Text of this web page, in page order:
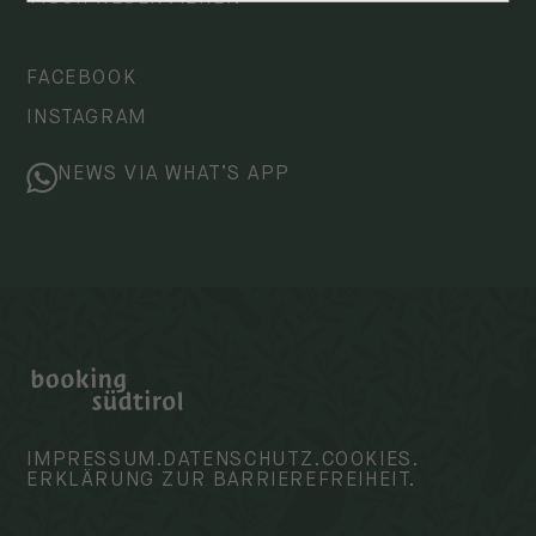
FACEBOOK
INSTAGRAM
NEWS VIA WHAT’S APP
IMPRESSUM.DATENSCHUTZ.COOKIES.
ERKLÄRUNG ZUR BARRIEREFREIHEIT.